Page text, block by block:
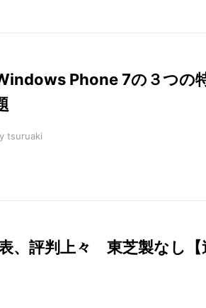
Phone 7の３つの
tsuruaki
、評判上々 東芝製なし【